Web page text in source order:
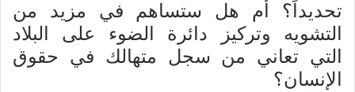
تحديداً؟ أم هل ستساهم في مزيد من
التشويه وتركيز دائرة الضوء على البلاد
التي تعاني من سجل متهالك في حقوق
الإنسان؟